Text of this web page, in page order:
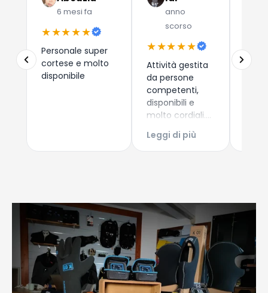
6 mesi fa
★★★★★
Personale super
cortese e molto
disponibile
anno
scorso
★★★★★
Attività gestita
da persone
competenti,
disponibili e
molto cordiali.
competitivi,
articoli di
imballaggio
perfetti!!!
Consigliatissimo
Leggi di più
Due
che